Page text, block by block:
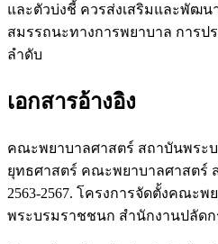
และตัวบ่งชี้ ควรส่งเสริมและพัฒน
สมรรถนะทางการพยาบาล การป
ลำดับ
เอกสารอ้างอิง
คณะพยาบาลศาสตร์ สถาบันพระ
ยุทธศาสตร์ คณะพยาบาลศาสตร์
2563-2567. โครงการจัดตั้งคณะ
พระบรมราชชนก สำนักงานปลัด